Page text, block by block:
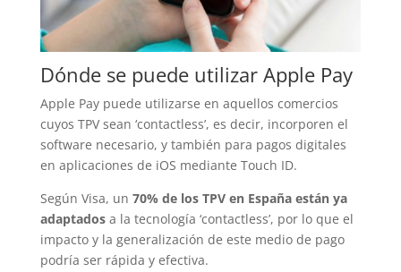
Dónde se puede utilizar Apple Pay
Apple Pay puede utilizarse en aquellos comercios
cuyos TPV sean ‘contactless’, es decir, incorporen el
software necesario, y también para pagos digitales
en aplicaciones de iOS mediante Touch ID.
Según Visa, un 70% de los TPV en España están ya
adaptadosa la tecnología ‘contactless’, por lo que el
impacto y la generalización de este medio de pago
podría ser rápida y efectiva.